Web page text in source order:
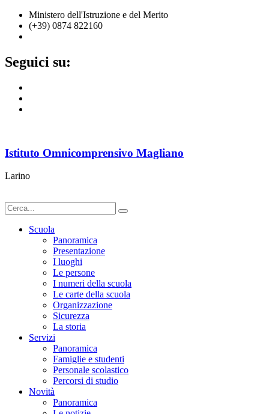
Ministero dell'Istruzione e del Merito
(+39) 0874 822160
Seguici su:
Istituto Omnicomprensivo Magliano
Larino
Scuola
Panoramica
Presentazione
I luoghi
Le persone
I numeri della scuola
Le carte della scuola
Organizzazione
Sicurezza
La storia
Servizi
Panoramica
Famiglie e studenti
Personale scolastico
Percorsi di studio
Novità
Panoramica